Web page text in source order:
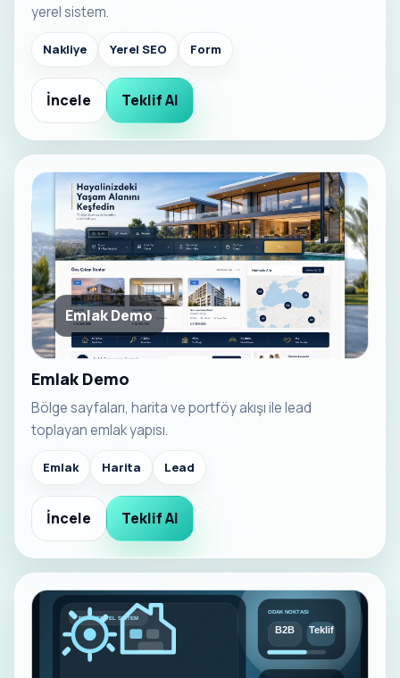
yerel sistem.
Nakliye Yerel SEO Form
İncele Teklif Al
Emlak Demo
Emlak Demo
Bölge sayfaları, harita ve portföy akışı ile lead
toplayan emlak yapısı.
Emlak Harita Lead
İncele Teklif Al